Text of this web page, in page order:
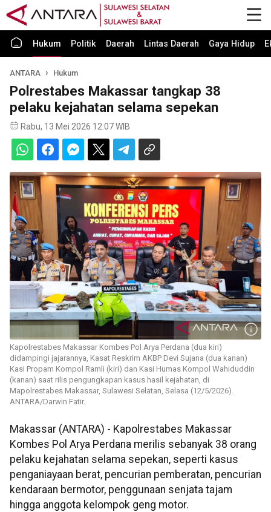
Hukum Politik Daerah Lintas Daerah Gaya Hidup
ANTARA Hukum
Polrestabes Makassar tangkap 38
pelaku kejahatan selama sepekan
Rabu, 13 Mei 2026 12:07 WIB
Kapolrestabes Makassar Kombes Pol Arya Perdana (dua kiri)
didampingi jajarannya, Kasat Reskrim AKBP Devi Sujana (dua kanan)
Kasi Propam Kompol Ramli (kiri) dan Kasi Humas Kompol Wahiduddin
(kanan) saat rilis pengungkapan kasus hasil kejahatan, di
Mapolrestabes Makassar, Sulawesi Selatan, Selasa (12/5/2026).
ANTARA/Darwin Fatir.
Makassar (ANTARA) - Kapolrestabes Makassar
Kombes Pol Arya Perdana merilis sebanyak 38 orang
pelaku kejahatan selama sepekan, seperti kasus
penganiayaan berat, pencurian pemberatan, pencurian
kendaraan bermotor, penggunaan senjata tajam
hingga anggota kelompok geng motor.